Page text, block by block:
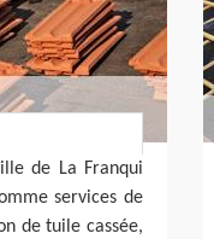
de La Franqui
services de
de tuile cassée,